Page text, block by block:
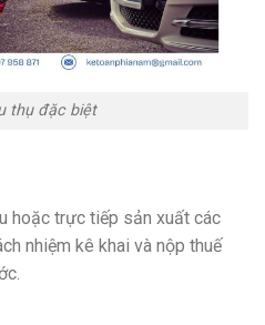
thụ đặc biệt
hoặc trực tiếp sản xuất các
nhiệm kê khai và nộp thuế